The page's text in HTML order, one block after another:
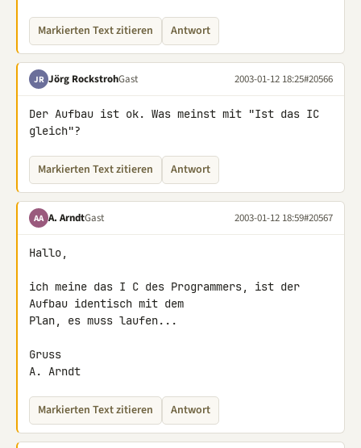
Markierten Text zitieren Antwort
JR Jörg RockstrohGast 2003-01-12 18:25#20566
Der Aufbau ist ok. Was meinst mit "Ist das IC
gleich"?
Markierten Text zitieren Antwort
AA A. ArndtGast 2003-01-12 18:59#20567
Hallo,
ich meine das I C des Programmers, ist der
Aufbau identisch mit dem
Plan, es muss laufen...
Gruss
A. Arndt
Markierten Text zitieren Antwort